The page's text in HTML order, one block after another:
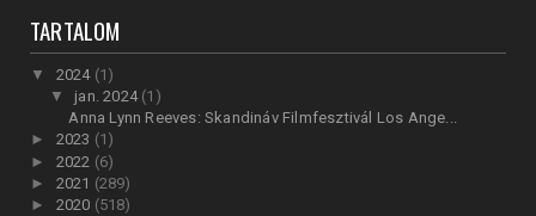
TARTALOM
▼ 2024 (1)
▼ jan. 2024 (1)
Anna Lynn Reeves: Skandináv Filmfesztivál Los Ange...
► 2023 (1)
► 2022 (6)
► 2021 (289)
► 2020 (518)